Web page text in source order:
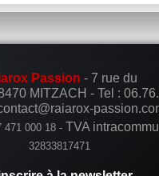
Passion - 7 rue du
MITZACH - Tel :
000 18 - TVA
32833817471